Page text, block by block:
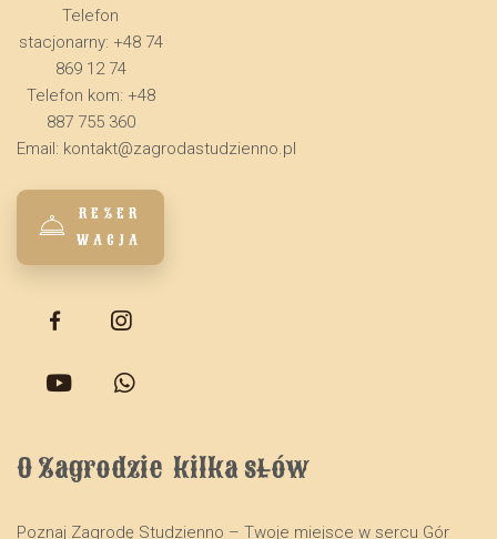
O Zagrodzie  kilka słów
Poznaj Zagrodę Studzienno – Twoje miejsce w sercu Gór
Telefon
stacjonarny: +48 74
869 12 74
Telefon kom: +48
887 755 360
Email: kontakt@zagrodastudzienno.pl
REZER
WACJA